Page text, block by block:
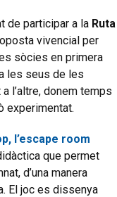
de participar a la Ruta
vivencial per
sòcies en primera
les seus de les
l’altre, donem temps
experimentat.
l’escape room
que permet
d’una manera
El joc es dissenya